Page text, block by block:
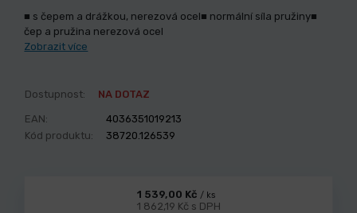
■ s čepem a drážkou, nerezová ocel■ normální síla pružiny■
čep a pružina nerezová ocel
Zobrazit více
Dostupnost: NA DOTAZ
EAN:
4036351019213
Kód produktu:
38720.126539
1 539,00 Kč / ks
1 862,19 Kč s DPH